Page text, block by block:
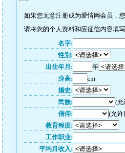
如果您无意注册成为爱情网会员，
请将您的个人资料和应征信内容填
名字:
性别:
出生年月:
年
身高:
cm
婚史:
民族:
(允
信仰:
(允许
教育程度:
工作职业:
平均月收入: